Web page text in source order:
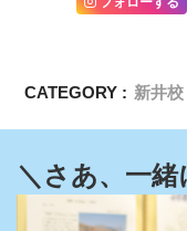
CATEGORY : 新井校
＼さあ、一